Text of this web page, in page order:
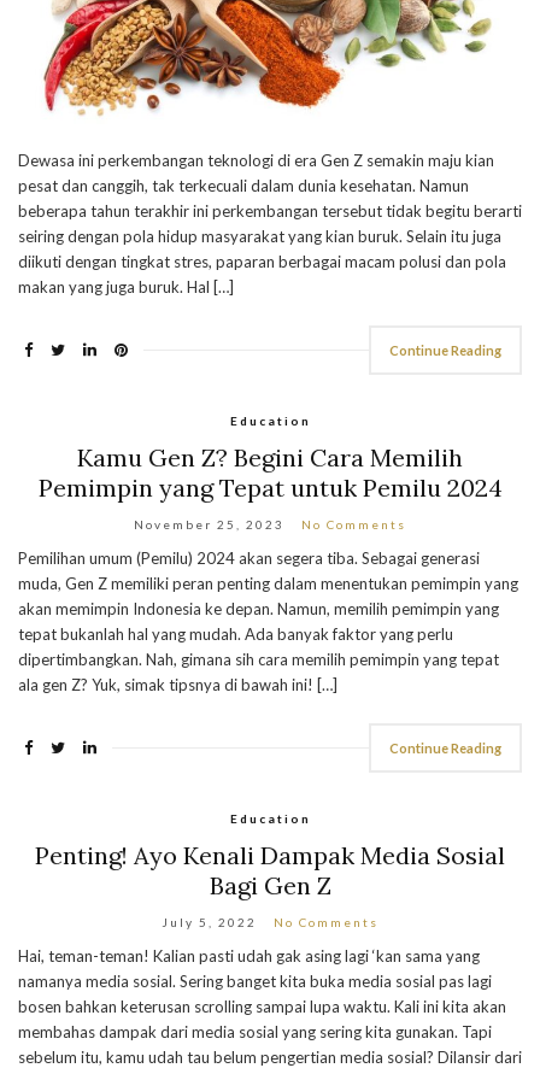
Dewasa ini perkembangan teknologi di era Gen Z semakin maju kian
pesat dan canggih, tak terkecuali dalam dunia kesehatan. Namun
beberapa tahun terakhir ini perkembangan tersebut tidak begitu berarti
seiring dengan pola hidup masyarakat yang kian buruk. Selain itu juga
diikuti dengan tingkat stres, paparan berbagai macam polusi dan pola
makan yang juga buruk. Hal […]
Continue Reading
Education
Kamu Gen Z? Begini Cara Memilih
Pemimpin yang Tepat untuk Pemilu 2024
November 25, 2023 No Comments
Pemilihan umum (Pemilu) 2024 akan segera tiba. Sebagai generasi
muda, Gen Z memiliki peran penting dalam menentukan pemimpin yang
akan memimpin Indonesia ke depan. Namun, memilih pemimpin yang
tepat bukanlah hal yang mudah. Ada banyak faktor yang perlu
dipertimbangkan. Nah, gimana sih cara memilih pemimpin yang tepat
ala gen Z? Yuk, simak tipsnya di bawah ini! […]
Continue Reading
Education
Penting! Ayo Kenali Dampak Media Sosial
Bagi Gen Z
July 5, 2022 No Comments
Hai, teman-teman! Kalian pasti udah gak asing lagi ‘kan sama yang
namanya media sosial. Sering banget kita buka media sosial pas lagi
bosen bahkan keterusan scrolling sampai lupa waktu. Kali ini kita akan
membahas dampak dari media sosial yang sering kita gunakan. Tapi
sebelum itu, kamu udah tau belum pengertian media sosial? Dilansir dari